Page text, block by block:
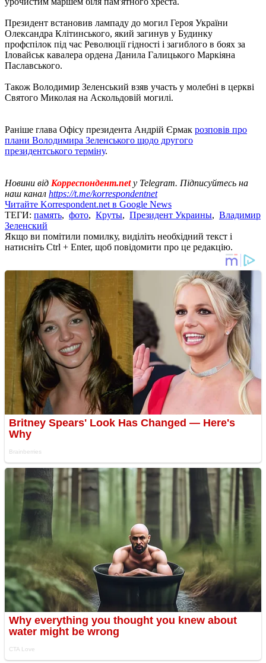
Президент встановив лампаду до могил Героя України
Олександра Клітинського, який загинув у Будинку
профспілок під час Революції гідності і загиблого в боях за
Іловайськ кавалера ордена Данила Галицького Маркіяна
Паславського.
Також Володимир Зеленський взяв участь у молебні в церкві
Святого Миколая на Аскольдовій могилі.
Раніше глава Офісу президента Андрій Єрмак розповів про
плани Володимира Зеленського щодо другого
президентського терміну.
Новини від Корреспондент.netу Telegram. Підписуйтесь на
наш канал https://t.me/korrespondentnet
Читайте Korrespondent.net в Google News
ТЕГИ: память, фото, Круты, Президент Украины, Владимир
Зеленский
Якщо ви помітили помилку, виділіть необхідний текст і
натисніть Ctrl + Enter, щоб повідомити про це редакцію.